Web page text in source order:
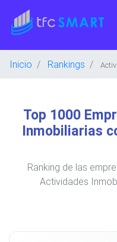
Inicio Rankings
Top 1000
Inmobiliarias
Ranking de las
Actividades